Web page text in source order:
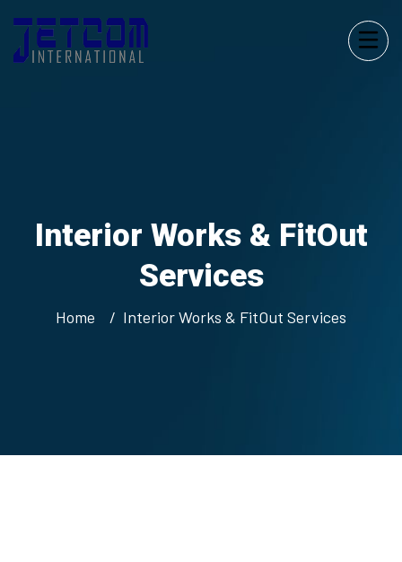
Interior Works & FitOut
Services
Home Interior Works & FitOut Services